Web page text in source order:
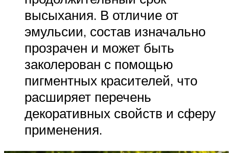
высыхания. В отличие от
эмульсии, состав изначально
прозрачен и может быть
заколерован с помощью
пигментных красителей, что
расширяет перечень
декоративных свойств и сферу
применения.